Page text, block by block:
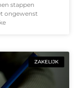
stappen
ongewenst
ZAKELIJK